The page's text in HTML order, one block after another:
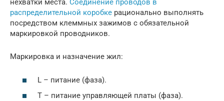
нехватки места. Соединение проводов в
распределительной коробке рационально выполнять
посредством клеммных зажимов c обязательной
маркировкой проводников.
Маркировка и назначение жил:
L – питание (фаза).
Т – питание управляющей платы (фаза).